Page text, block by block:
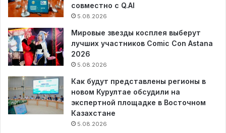
совместно с Q.AI
5.08.2026
Мировые звезды косплея выберут
лучших участников Comic Con Astana
2026
5.08.2026
Как будут представлены регионы в
новом Курултае обсудили на
экспертной площадке в Восточном
Казахстане
5.08.2026